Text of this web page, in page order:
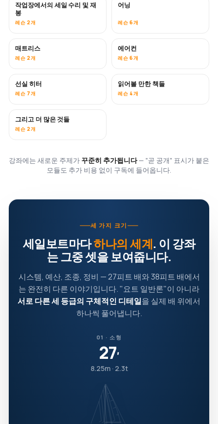
곧 공개
작업장에서의 세일 수리 및 재
봉
레슨 2개
어닝
레슨 6개
매트리스
레슨 2개
곧 공개
에어컨
레슨 6개
곧 공개
선실 히터
레슨 7개
곧 공개
읽어볼 만한 책들
레슨 4개
곧 공개
그리고 더 많은 것들
레슨 2개
강좌에는 새로운 주제가 꾸준히 추가됩니다— "곧 공개" 표시가 붙은
모듈도 추가 비용 없이 구독에 들어옵니다.
세 가지 크기
세일보트마다하나의 세계. 이 강좌
는 그중 셋을 보여줍니다.
시스템, 예산, 조종, 정비 — 27피트 배와 38피트 배에서
는 완전히 다른 이야기입니다. "요트 일반론"이 아니라
서로 다른 세 등급의 구체적인 디테일을 실제 배 위에서
하나씩 풀어냅니다.
01 · 소형
27′
8.25m · 2.3t